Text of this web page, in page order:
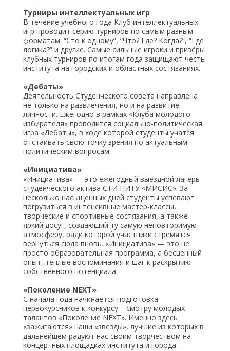
Турниры интеллектуальных игр
В течение учебного года Клуб интеллектуальных
игр проводит серию турниров по самым разным
форматам: “Сто к одному”, “Что? Где? Когда?”, “Где
логика?” и другие. Самые сильные игроки и призёры
клубных турниров по итогам года защищают честь
института на городских и областных состязаниях.
«Дебаты»
Деятельность Студенческого совета направлена
не только на развлечения, но и на развитие
личности. Ежегодно в рамках «Клуба молодого
избирателя» проводится социально-политическая
игра «Дебаты», в ходе которой студенты учатся
отстаивать свою точку зрения по актуальным
политическим вопросам.
«Инициатива»
«Инициатива» — это ежегодный выездной лагерь
студенческого актива СТИ НИТУ «МИСИС». За
несколько насыщенных дней студенты успевают
погрузиться в интенсивные мастер-классы,
творческие и спортивные состязания, а также
яркий досуг, создающий ту самую неповторимую
атмосферу, ради которой участники стремятся
вернуться сюда вновь. «Инициатива» — это не
просто образовательная программа, а бесценный
опыт, тёплые воспоминания и шаг к раскрытию
собственного потенциала.
«Поколение NEXT»
С начала года начинается подготовка
первокурсников к конкурсу – смотру молодых
талантов «Поколение NEXT». Именно здесь
«зажигаются» наши «звезды», лучшие из которых в
дальнейшем радуют нас своим творчеством на
концертных площадках института и города.